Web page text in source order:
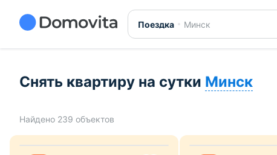
Поездка Минск
Снять квартиру на сутки Минск
Найдено 239 объектов
Снять квартиру на сутки в Минске. Быстрое